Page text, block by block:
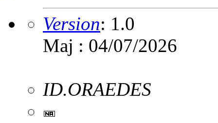
Version: 1.0
Maj : 04/07/2026
ID.ORAEDES